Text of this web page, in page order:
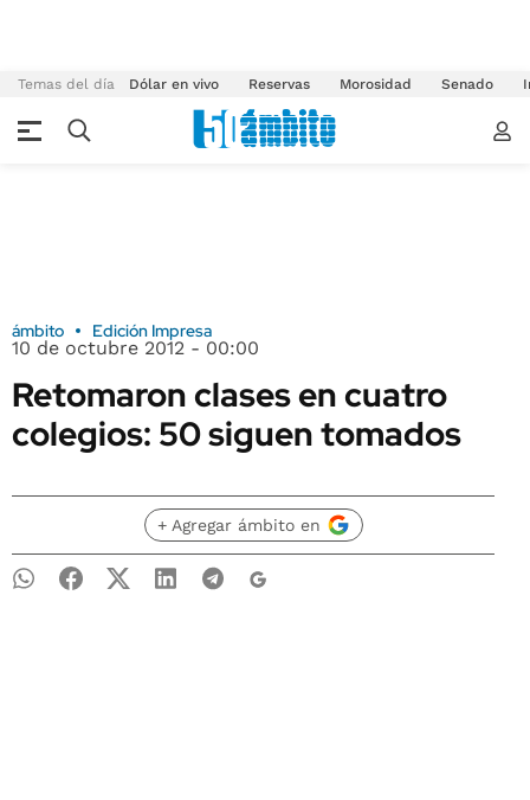
Temas del día Dólar en vivo Reservas Morosidad Senado
ámbito Edición Impresa
10 de octubre 2012 - 00:00
Retomaron clases en cuatro
colegios: 50 siguen tomados
+ Agregar ámbito en